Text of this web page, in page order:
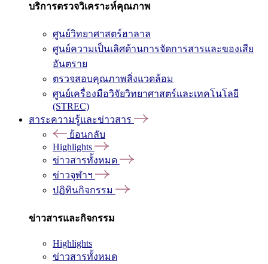
บริการตรวจวิเคราะห์คุณภาพ
ศูนย์วิทยาศาสตร์ฮาลาล
ศูนย์ความเป็นเลิศด้านการจัดการสารและของเสีย
อันตราย
ตรวจสอบคุณภาพสิ่งแวดล้อม
ศูนย์เครื่องมือวิจัยวิทยาศาสตร์และเทคโนโลยี
(STREC)
สาระความรู้และข่าวสาร
ย้อนกลับ
Highlights
ข่าวสารทั้งหมด
ข่าวจุฬาฯ
ปฏิทินกิจกรรม
ข่าวสารและกิจกรรม
Highlights
ข่าวสารทั้งหมด